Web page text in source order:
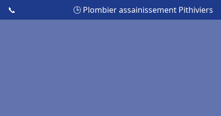
📞 🕒 Plombier assainissement Pithiviers